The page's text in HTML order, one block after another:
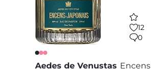
12
0
Aedes de Venustas Encens